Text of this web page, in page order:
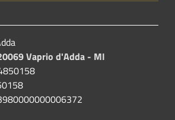
Vaprio d'Adda - MI